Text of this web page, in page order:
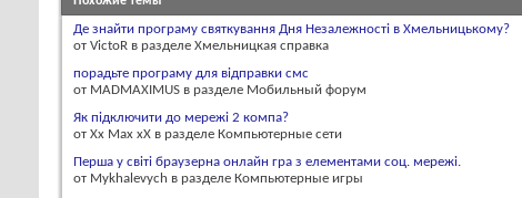
Де знайти програму святкування Дня Незалежності в Хмельницькому?
от VictoR в разделе Хмельницкая справка
порадьте програму для відправки смс
от MADMAXIMUS в разделе Мобильный форум
Як підключити до мережі 2 компа?
от Xx Max xX в разделе Компьютерные сети
Перша у світі браузерна онлайн гра з елементами соц. мережі.
от Mykhalevych в разделе Компьютерные игры